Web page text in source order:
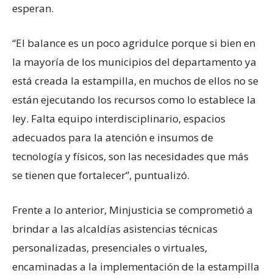
esperan.
“El balance es un poco agridulce porque si bien en
la mayoría de los municipios del departamento ya
está creada la estampilla, en muchos de ellos no se
están ejecutando los recursos como lo establece la
ley. Falta equipo interdisciplinario, espacios
adecuados para la atención e insumos de
tecnología y físicos, son las necesidades que más
se tienen que fortalecer”, puntualizó.
Frente a lo anterior, Minjusticia se comprometió a
brindar a las alcaldías asistencias técnicas
personalizadas, presenciales o virtuales,
encaminadas a la implementación de la estampilla